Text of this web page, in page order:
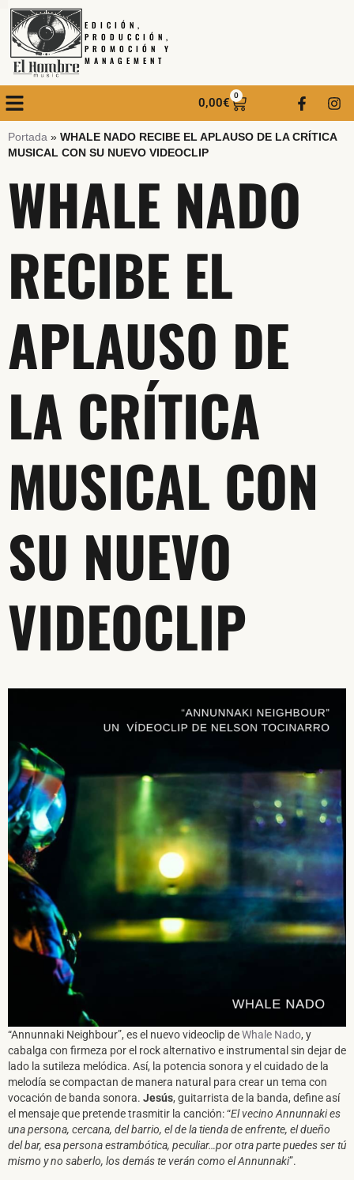
EDICIÓN,
PRODUCCIÓN,
PROMOCIÓN Y
MANAGEMENT
0,00€
0
Portada » WHALE NADO RECIBE EL APLAUSO DE LA CRÍTICA
MUSICAL CON SU NUEVO VIDEOCLIP
WHALE NADO
RECIBE EL
APLAUSO DE
LA CRÍTICA
MUSICAL CON
SU NUEVO
VIDEOCLIP
“Annunnaki Neighbour”, es el nuevo videoclip deWhale Nado, y
cabalga con firmeza por el rock alternativo e instrumental sin dejar de
lado la sutileza melódica. Así, la potencia sonora y el cuidado de la
melodía se compactan de manera natural para crear un tema con
vocación de banda sonora. Jesús, guitarrista de la banda, define así
el mensaje que pretende trasmitir la canción: “El vecino Annunnaki es
una persona, cercana, del barrio, el de la tienda de enfrente, el dueño
del bar, esa persona estrambótica, peculiar…por otra parte puedes ser tú
mismo y no saberlo, los demás te verán como el Annunnaki”.